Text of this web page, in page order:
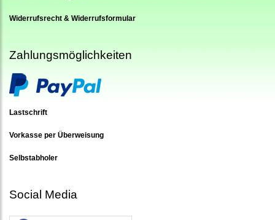
Widerrufsrecht & Widerrufsformular
Zahlungsmöglichkeiten
Lastschrift
Vorkasse per Überweisung
Selbstabholer
Social Media